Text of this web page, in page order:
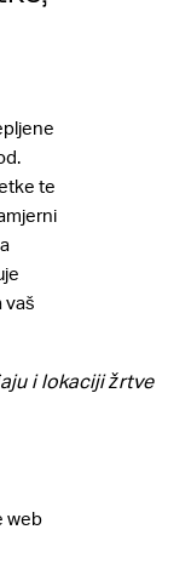
te
vaš
i lokaciji žrtve
web